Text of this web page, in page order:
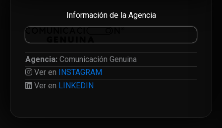
Información de la Agencia
Agencia: Comunicación Genuina
Ver en
INSTAGRAM
Ver en LINKEDIN